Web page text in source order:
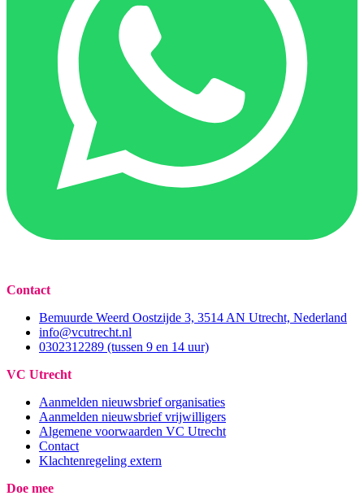
Contact
Bemuurde Weerd Oostzijde 3, 3514 AN Utrecht, Nederland
info@vcutrecht.nl
0302312289 (tussen 9 en 14 uur)
VC Utrecht
Aanmelden nieuwsbrief organisaties
Aanmelden nieuwsbrief vrijwilligers
Algemene voorwaarden VC Utrecht
Contact
Klachtenregeling extern
Doe mee